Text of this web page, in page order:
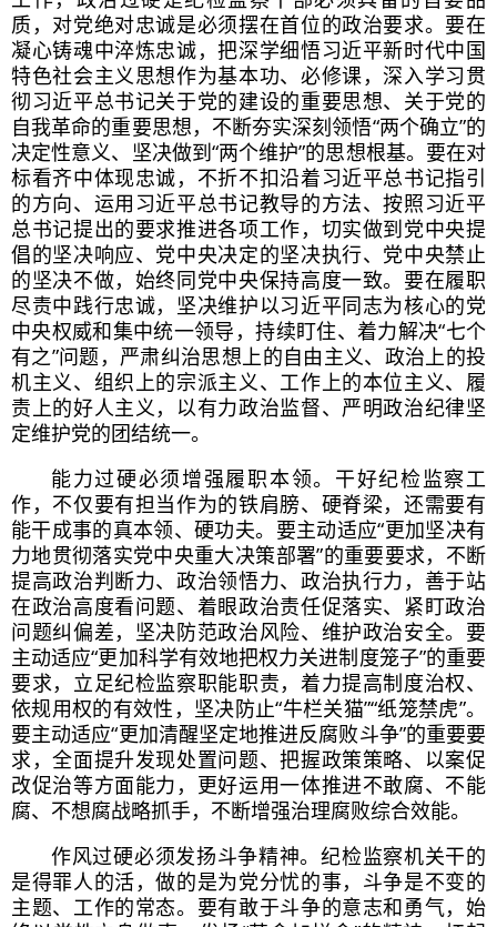
质，对党绝对忠诚是必须摆在首位的政治要求。要在
凝心铸魂中淬炼忠诚，把深学细悟习近平新时代中国
特色社会主义思想作为基本功、必修课，深入学习贯
彻习近平总书记关于党的建设的重要思想、关于党的
自我革命的重要思想，不断夯实深刻领悟“两个确立”的
决定性意义、坚决做到“两个维护”的思想根基。要在对
标看齐中体现忠诚，不折不扣沿着习近平总书记指引
的方向、运用 习近平总书记教导的方法、按照习近平
总书记提出的要求推进各项工作，切实做到党中央提
倡的坚决响应、党中央决定的坚决执行、党中央禁止
的坚决不做，始终同党中央保持高度一致。要在履职
尽责中践行忠诚，坚决维护以习近平同志为核心的党
中央权威和集中统一领导，持续盯住、着力解决“七个
有之”问题，严肃纠治思想上的自由主义、政治上的投
机主义、组织上的宗派主义、工作上的本位主义、履
责上的好人主义，以有力政治监督、严明政治纪律坚
定维护党的团结统一。
能力过硬必须增强履职本领。干好纪检监察工
作，不仅要有担当作为的铁肩膀、硬脊梁，还需要有
能干成事的真本领、硬功夫。要主动适应“更加坚决有
力地贯彻落实党中央重大决策部署”的重要要求，不断
提高政治判断力、政治领悟力、政治执行力，善于站
在政治高度看问题、着眼政治责任促落实、紧盯政治
问题纠偏差，坚决防范政治风险、维护政治安全。要
主动适应“更加科学有效地把权力关进制度笼子”的重要
要求，立足纪检监察职能职责，着力提高制度治权、
依规用权的有效性，坚决防止“牛栏关猫”“纸笼禁虎”。
要主动适应“更加清醒坚定地推进反腐败斗争”的重要要
求，全面提升发现处置问题、把握政策策略、以案促
改促治等方面能力，更好运用一体推进不敢腐、不能
腐、不想腐战略抓手，不断增强治理腐败综合效能。
作风过硬必须发扬斗争精神。纪检监察机关干的
是得罪人的活，做的是为党分忧的事，斗争是不变的
主题、工作的常态。要有敢于斗争的意志和勇气，始